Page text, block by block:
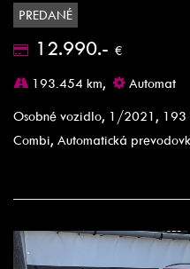
PREDANÉ
12.990.- €
193.454 km,
Automat
Osobné vozidlo, 1/2021, 193
Combi, Automatická